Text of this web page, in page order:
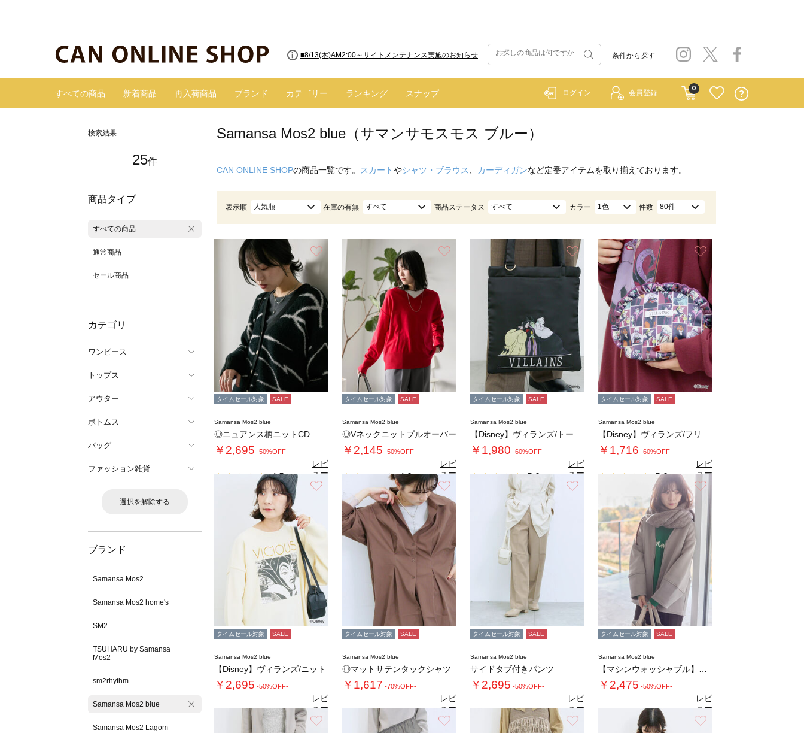
■【お知らせ】ヤマト運輸の配送遅延・停止について 条件から探す
すべての商品 新着商品 再入荷商品 ブランド カテゴリー ランキング スナップ
0
ログイン 会員登録
検索結果
25件
商品タイプ
すべての商品
通常商品
セール商品
カテゴリ
ワンピース
トップス
アウター
ボトムス
バッグ
ファッション雑貨
選択を解除する
ブランド
Samansa Mos2
Samansa Mos2 home's
SM2
TSUHARU by Samansa
Mos2
sm2rhythm
Samansa Mos2 blue
Samansa Mos2 Lagom
Samansa Mos2 blue（サマンサモスモス ブルー）
CAN ONLINE SHOPの商品一覧です。 スカートやシャツ・ブラウス カーディガンなど定番アイテムを取り揃えております。
表示順 人気順 在庫の有無 すべて 商品ステータス すべて カラー 1色 件数 80件
タイムセール対象 SALE
Samansa Mos2 blue
◎ニュアンス柄ニットCD
￥2,695 -50%OFF-
4.5（2）
レビ
ュー
を見
る
タイムセール対象 SALE
Samansa Mos2 blue
◎Vネックニットプルオーバー
￥2,145 -50%OFF-
4.0（1）
レビ
ュー
を見
る
お気に入り
タイムセール対象 SALE
Samansa Mos2 blue
￥1,980 -60%OFF-
5.0（1）
レビ
ュー
を見
る
タイムセール対象 SALE
Samansa Mos2 blue
￥1,716 -60%OFF-
5.0（2）
レビ
ュー
を見
る
タイムセール対象 SALE
Samansa Mos2 blue
【Disney】ヴィランズ/ニット
￥2,695 -50%OFF-
5.0（2）
レビ
ュー
を見
る
タイムセール対象 SALE
Samansa Mos2 blue
◎マットサテンタックシャツ
￥1,617 -70%OFF-
5.0（1）
レビ
ュー
を見
る
タイムセール対象 SALE
Samansa Mos2 blue
サイドタブ付きパンツ
￥2,695 -50%OFF-
5.0（1）
レビ
ュー
を見
る
タイムセール対象 SALE
Samansa Mos2 blue
￥2,475 -50%OFF-
2.8
レビ
ュー
を見
る